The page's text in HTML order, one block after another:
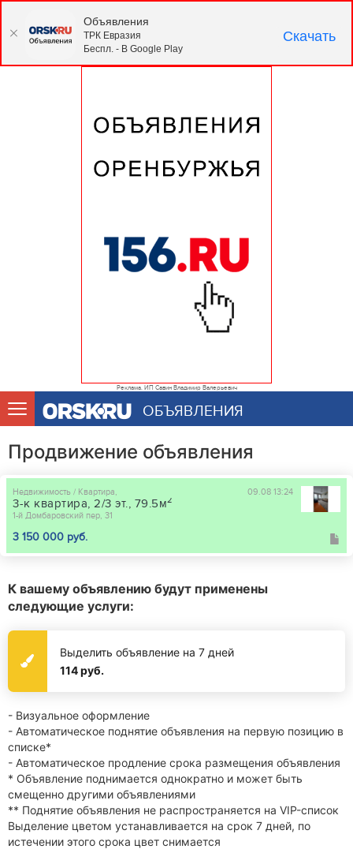
Реклама. ИП Савин Владимир Валерьевич
ОБЪЯВЛЕНИЯ
Продвижение объявления
09.08 13:24
Недвижимость / Квартира,
3-к квартира, 2/3 эт., 79.5м2
1-й Домбаровский пер, 31
3 150 000 руб.
К вашему объявлению будут применены
следующие услуги:
Выделить объявление на 7 дней
114 руб.
- Визуальное оформление
- Автоматическое поднятие объявления на первую позицию в
списке*
- Автоматическое продление срока размещения объявления
* Объявление поднимается однократно и может быть
смещенно другими объявлениями
** Поднятие объявления не распространяется на VIP-список
Выделение цветом устанавливается на срок 7 дней, по
истечении этого срока цвет снимается
Объявления
ТРК Евразия
Беспл. - В Google Play
Скачать